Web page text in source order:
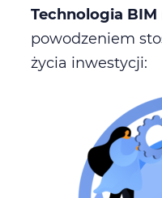
Technologia BIM
powodzeniem
życia inwestycji: